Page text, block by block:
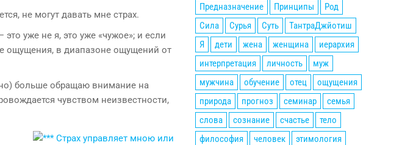
не могут давать мне страх.
уже не я, это уже «чужое»; и если
ощущения, в диапазоне ощущений от
больше обращаю внимание на
чувством неизвестности,
Предназначение
Принципы
Род
Сила
Сурья Суть
ТантраДжйотиш
Я
дети жена женщина
иерархия
интерпретация
личность
муж
мужчина
обучение отец
ощущения
природа
прогноз семинар
семья
слова
сознание счастье
тело
философия
человек этимология